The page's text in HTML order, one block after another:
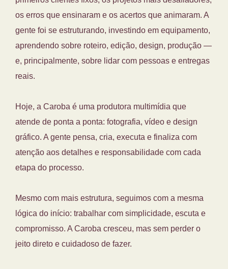
os erros que ensinaram e os acertos que animaram. A
gente foi se estruturando, investindo em equipamento,
aprendendo sobre roteiro, edição, design, produção —
e, principalmente, sobre lidar com pessoas e entregas
reais.
Hoje, a Caroba é uma produtora multimídia que
atende de ponta a ponta: fotografia, vídeo e design
gráfico. A gente pensa, cria, executa e finaliza com
atenção aos detalhes e responsabilidade com cada
etapa do processo.
Mesmo com mais estrutura, seguimos com a mesma
lógica do início: trabalhar com simplicidade, escuta e
compromisso. A Caroba cresceu, mas sem perder o
jeito direto e cuidadoso de fazer.